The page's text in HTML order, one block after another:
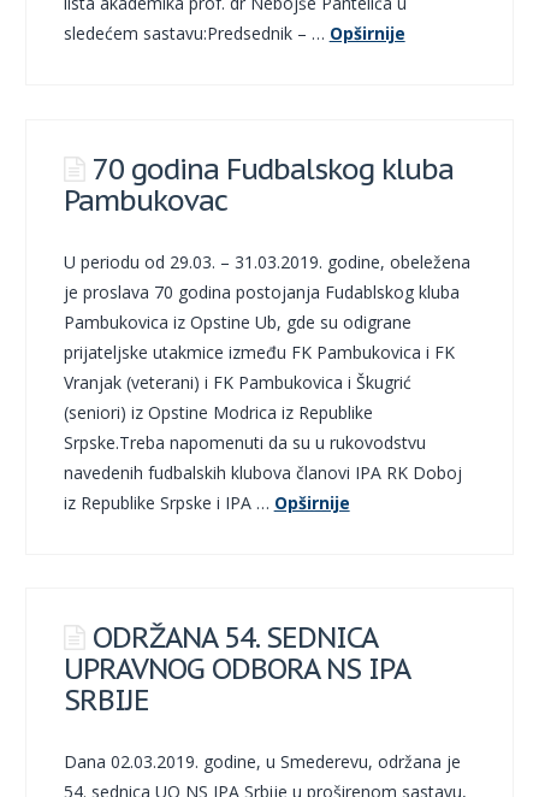
sledećem sastavu:Predsednik – … Opširnije
70 godina Fudbalskog kluba
Pambukovac
U periodu od 29.03. – 31.03.2019. godine, obeležena
je proslava 70 godina postojanja Fudablskog kluba
Pambukovica iz Opstine Ub, gde su odigrane
prijateljske utakmice između FK Pambukovica i FK
Vranjak (veterani) i FK Pambukovica i Škugrić
(seniori) iz Opstine Modrica iz Republike
Srpske.Treba napomenuti da su u rukovodstvu
navedenih fudbalskih klubova članovi IPA RK Doboj
iz Republike Srpske i IPA … Opširnije
ODRŽANA 54. SEDNICA
UPRAVNOG ODBORA NS IPA
SRBIJE
Dana 02.03.2019. godine, u Smederevu, održana je
54. sednica UO NS IPA Srbije u proširenom sastavu,